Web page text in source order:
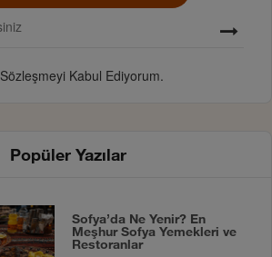
Sözleşmeyi Kabul Ediyorum.
Popüler Yazılar
Sofya’da Ne Yenir? En
Meşhur Sofya Yemekleri ve
Restoranlar